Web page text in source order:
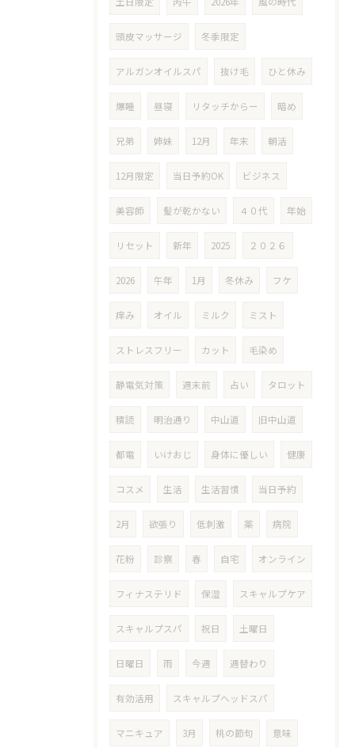
頭皮マッサージ 冬季限定
アルガンオイルスパ 抜け毛 ひと休み
爆睡 昼寝 リタッチからー 暗め
兄弟 姉妹 12月 年末 朝活
12月限定 当日予約OK ビジネス
美容師 髪が乾かない ４０代 年始
リセット 新年 2025 ２０２６
2026 午年 1月 冬休み フケ
痒み オイル ミルク ミスト
ストレスフリー カット 毛染め
静電気対策 週末前 占い タロット
積読 明治通り 中山道 旧中山道
都電 いけおじ 身体に優しい 健康
コスメ 生活 生活習慣 当日予約
2月 欲張り 低刺激 薬 病院
花粉 診察 春 自宅 オンライン
フィナステリド 保湿 スキャルプケア
スキャルプスパ 祝日 土曜日
日曜日 雨 今週 週替わり
有効活用 スキャルプヘッドスパ
マニキュア 3月 桃の節句 意味